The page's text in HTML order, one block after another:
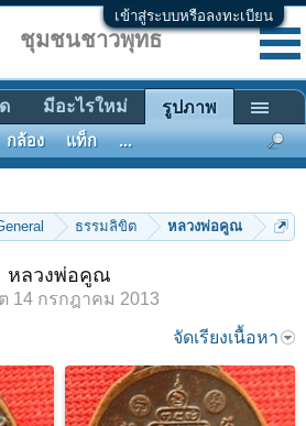
เข้าสู่ระบบหรือลงทะเบียน
ธรรมลิขิต หลวงพ่อคูณ
หลวงพ่อคูณ
14 กรกฎาคม 2013
จัดเรียงเนื้อหา
ชุมชนชาวพุทธ
มีอะไรใหม่ รูปภาพ
กล้อง แท็ก ...